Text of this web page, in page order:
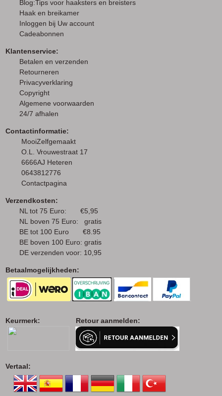
Blog:Tips voor haaksters en breisters
Haak en breikamer
Inloggen bij Uw account
Cadeabonnen
Klantenservice:
Betalen en verzenden
Retourneren
Privacyverklaring
Copyright
Algemene voorwaarden
24/7 afhalen
Contactinformatie:
MooiZelfgemaakt
O.L. Vrouwestraat 17
6666AJ Heteren
0643812776
Contactpagina
Verzendkosten:
NL tot 75 Euro: €5,95
NL boven 75 Euro: gratis
BE tot 100 Euro €8.95
BE boven 100 Euro: gratis
DE verzenden voor: 10,95
Betaalmogelijkheden:
Keurmerk: Retour aanmelden:
Vertaal: